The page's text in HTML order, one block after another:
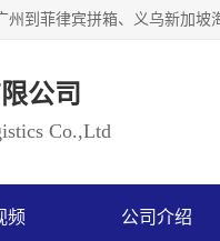
公司
Co.,Ltd
频 公司介绍